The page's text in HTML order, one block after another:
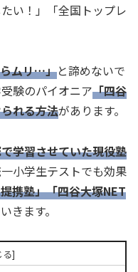
い！」「全国トップレ
ムリ…」と諦めないで
験のパイオニア「四谷
れる方法があります。
学習させていた現役塾
小学生テストでも効果
携塾」「四谷大塚NET
きます。